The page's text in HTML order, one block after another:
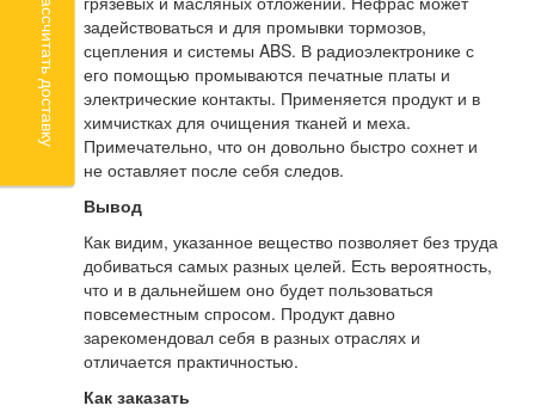
задействоваться и для промывки тормозов,
сцепления и системы ABS. В радиоэлектронике с
его помощью промываются печатные платы и
электрические контакты. Применяется продукт и в
химчистках для очищения тканей и меха.
Примечательно, что он довольно быстро сохнет и
не оставляет после себя следов.
Вывод
Как видим, указанное вещество позволяет без труда
добиваться самых разных целей. Есть вероятность,
что и в дальнейшем оно будет пользоваться
повсеместным спросом. Продукт давно
зарекомендовал себя в разных отраслях и
отличается практичностью.
Как заказать
Рассчитать доставку